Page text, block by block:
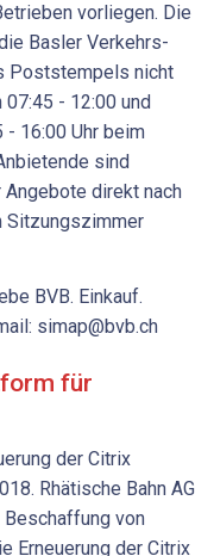
vorliegen. Die
Basler Verkehrs-
Poststempels nicht
- 12:00 und
- 16:00 Uhr beim
sind
direkt nach
Sitzungszimmer
BVB. Einkauf.
simap@bvb.ch
für
der Citrix
Rhätische Bahn AG
Beschaffung von
Erneuerung der Citrix